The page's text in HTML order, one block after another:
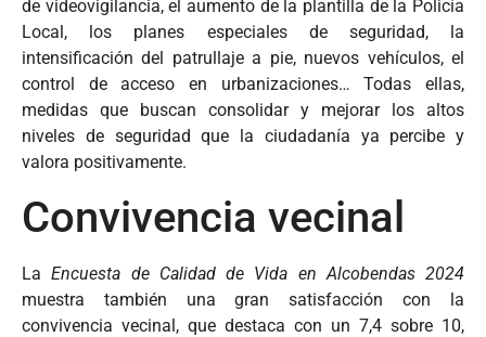
de videovigilancia, el aumento de la plantilla de la Policía
Local, los planes especiales de seguridad, la
intensificación del patrullaje a pie, nuevos vehículos, el
control de acceso en urbanizaciones… Todas ellas,
medidas que buscan consolidar y mejorar los altos
niveles de seguridad que la ciudadanía ya percibe y
valora positivamente.
Convivencia vecinal
LaEncuesta de Calidad de Vida en Alcobendas 2024
muestra también una gran satisfacción con la
convivencia vecinal, que destaca con un 7,4 sobre 10,